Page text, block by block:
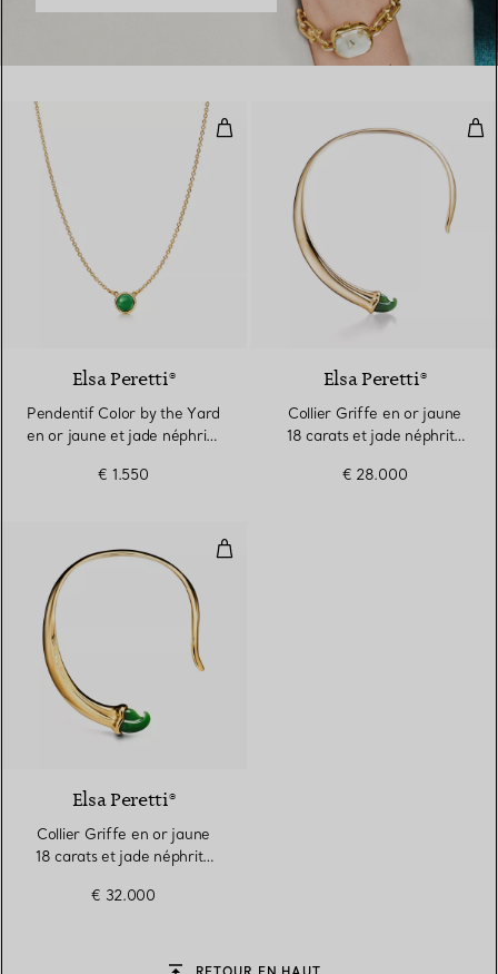
Pendentif Color by the Yard en
Elsa Peretti®
Pendentif Color by the Yard
en or jaune et jade néphrite
€ 1.550
Elsa Peretti®
Collier Griffe en or jaune
18 carats et jade néphrite
€ 28.000
Collier Griffe en or jaune 18
Elsa Peretti®
Collier Griffe en or jaune
18 carats et jade néphrite
€ 32.000